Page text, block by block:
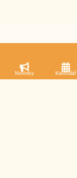
Novinky Kalendář